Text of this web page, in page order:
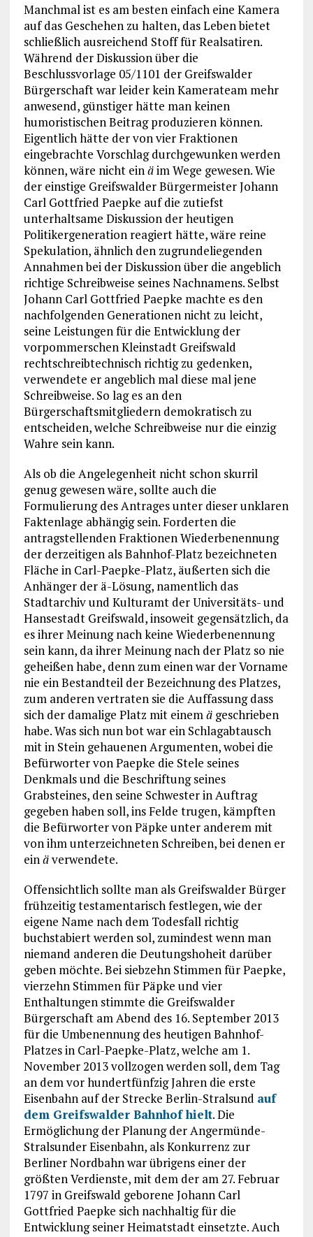
Manchmal ist es am besten einfach eine Kamera
auf das Geschehen zu halten, das Leben bietet
schließlich ausreichend Stoff für Realsatiren.
Während der Diskussion über die
Beschlussvorlage 05/1101 der Greifswalder
Bürgerschaft war leider kein Kamerateam mehr
anwesend, günstiger hätte man keinen
humoristischen Beitrag produzieren können.
Eigentlich hätte der von vier Fraktionen
eingebrachte Vorschlag durchgewunken werden
können, wäre nicht ein äim Wege gewesen. Wie
der einstige Greifswalder Bürgermeister Johann
Carl Gottfried Paepke auf die zutiefst
unterhaltsame Diskussion der heutigen
Politikergeneration reagiert hätte, wäre reine
Spekulation, ähnlich den zugrundeliegenden
Annahmen bei der Diskussion über die angeblich
richtige Schreibweise seines Nachnamens. Selbst
Johann Carl Gottfried Paepke machte es den
nachfolgenden Generationen nicht zu leicht,
seine Leistungen für die Entwicklung der
vorpommerschen Kleinstadt Greifswald
rechtschreibtechnisch richtig zu gedenken,
verwendete er angeblich mal diese mal jene
Schreibweise. So lag es an den
Bürgerschaftsmitgliedern demokratisch zu
entscheiden, welche Schreibweise nur die einzig
Wahre sein kann.
Als ob die Angelegenheit nicht schon skurril
genug gewesen wäre, sollte auch die
Formulierung des Antrages unter dieser unklaren
Faktenlage abhängig sein. Forderten die
antragstellenden Fraktionen Wiederbenennung
der derzeitigen als Bahnhof-Platz bezeichneten
Fläche in Carl-Paepke-Platz, äußerten sich die
Anhänger der ä-Lösung, namentlich das
Stadtarchiv und Kulturamt der Universitäts- und
Hansestadt Greifswald, insoweit gegensätzlich, da
es ihrer Meinung nach keine Wiederbenennung
sein kann, da ihrer Meinung nach der Platz so nie
geheißen habe, denn zum einen war der Vorname
nie ein Bestandteil der Bezeichnung des Platzes,
zum anderen vertraten sie die Auffassung dass
sich der damalige Platz mit einem ägeschrieben
habe. Was sich nun bot war ein Schlagabtausch
mit in Stein gehauenen Argumenten, wobei die
Befürworter von Paepke die Stele seines
Denkmals und die Beschriftung seines
Grabsteines, den seine Schwester in Auftrag
gegeben haben soll, ins Felde trugen, kämpften
die Befürworter von Päpke unter anderem mit
von ihm unterzeichneten Schreiben, bei denen er
ein äverwendete.
Offensichtlich sollte man als Greifswalder Bürger
frühzeitig testamentarisch festlegen, wie der
eigene Name nach dem Todesfall richtig
buchstabiert werden sol, zumindest wenn man
niemand anderen die Deutungshoheit darüber
geben möchte. Bei siebzehn Stimmen für Paepke,
vierzehn Stimmen für Päpke und vier
Enthaltungen stimmte die Greifswalder
Bürgerschaft am Abend des 16. September 2013
für die Umbenennung des heutigen Bahnhof-
Platzes in Carl-Paepke-Platz, welche am 1.
November 2013 vollzogen werden soll, dem Tag
an dem vor hundertfünfzig Jahren die erste
Eisenbahn auf der Strecke Berlin-Stralsund auf
dem Greifswalder Bahnhof hielt. Die
Ermöglichung der Planung der Angermünde-
Stralsunder Eisenbahn, als Konkurrenz zur
Berliner Nordbahn war übrigens einer der
größten Verdienste, mit dem der am 27. Februar
1797 in Greifswald geborene Johann Carl
Gottfried Paepke sich nachhaltig für die
Entwicklung seiner Heimatstadt einsetzte. Auch